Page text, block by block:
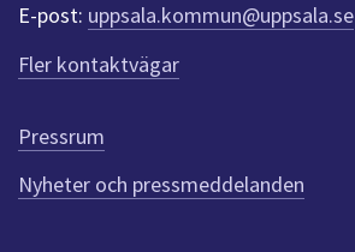
r
ö
e
n
n
E-post: uppsala.kommun@uppsala.se
Fler kontaktvägar
Pressrum
Nyheter och pressmeddelanden